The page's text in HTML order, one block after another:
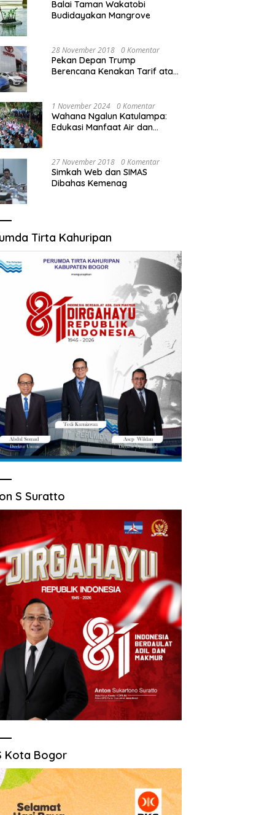
Balai Taman Wakatobi
Budidayakan Mangrove
28 November 2018 0 Komentar
Pekan Depan Trump
Berencana Kenakan Tarif atas
1 November 2024 0 Komentar
Wahana Ngalun Katulampa:
Edukasi Manfaat Air dan
27 November 2018 0 Komentar
Simkah Web dan SIMAS
Dibahas Kemenag
Tirta Kahuripan
S Suratto
Kota Bogor